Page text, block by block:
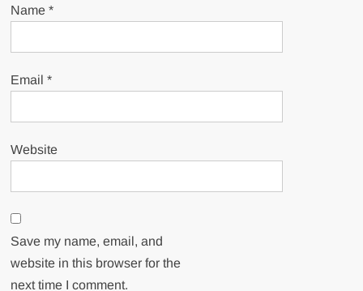
Name*
Email*
Website
Save my name, email, and
website in this browser for the
next time I comment.